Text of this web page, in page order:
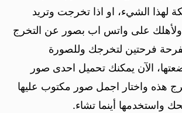
الشيء، او اذا تخرجت وتريد
ولأهلك على واتس اب بصور عن التخرج
فرحتين لتخرجك وللصورة
الآن يمكنك تحميل احدى صور
هذه واختار اجمل صور مكتوب عليها
أينما تشاء.